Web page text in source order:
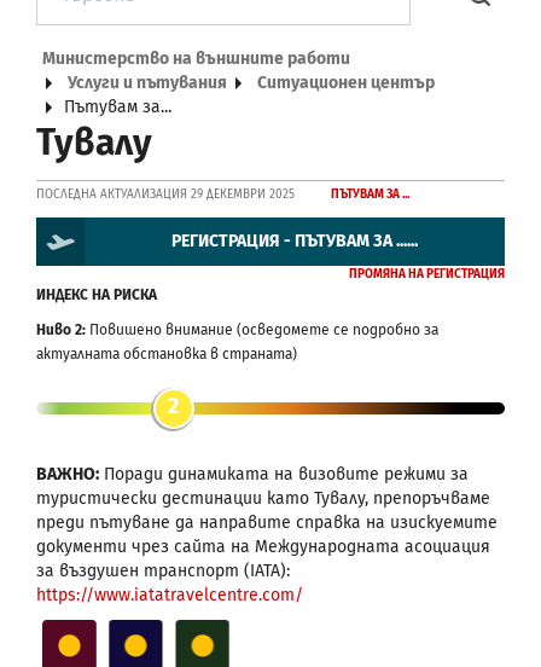
Министерство на външните работи
Услуги и пътувания
Ситуационен център
Пътувам за...
Тувалу
ПОСЛЕДНА АКТУАЛИЗАЦИЯ 29 ДЕКЕМВРИ 2025 ПЪТУВАМ ЗА ...
РЕГИСТРАЦИЯ - ПЪТУВАМ ЗА ......
ПРОМЯНА НА РЕГИСТРАЦИЯ
ИНДЕКС НА РИСКА
Ниво 2: Повишено внимание (осведомете се подробно за
актуалната обстановка в страната)
2
ВАЖНО: Поради динамиката на визовите режими за
туристически дестинации като Тувалу, препоръчваме
преди пътуване да направите справка на изискуемите
документи чрез сайта на Международната асоциация
за въздушен транспорт (IATA):
https://www.iatatravelcentre.com/